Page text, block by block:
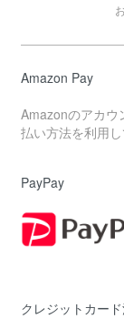
Amazon Pay
Amazonのアカウ
払い方法を利用し
PayPay
クレジットカー